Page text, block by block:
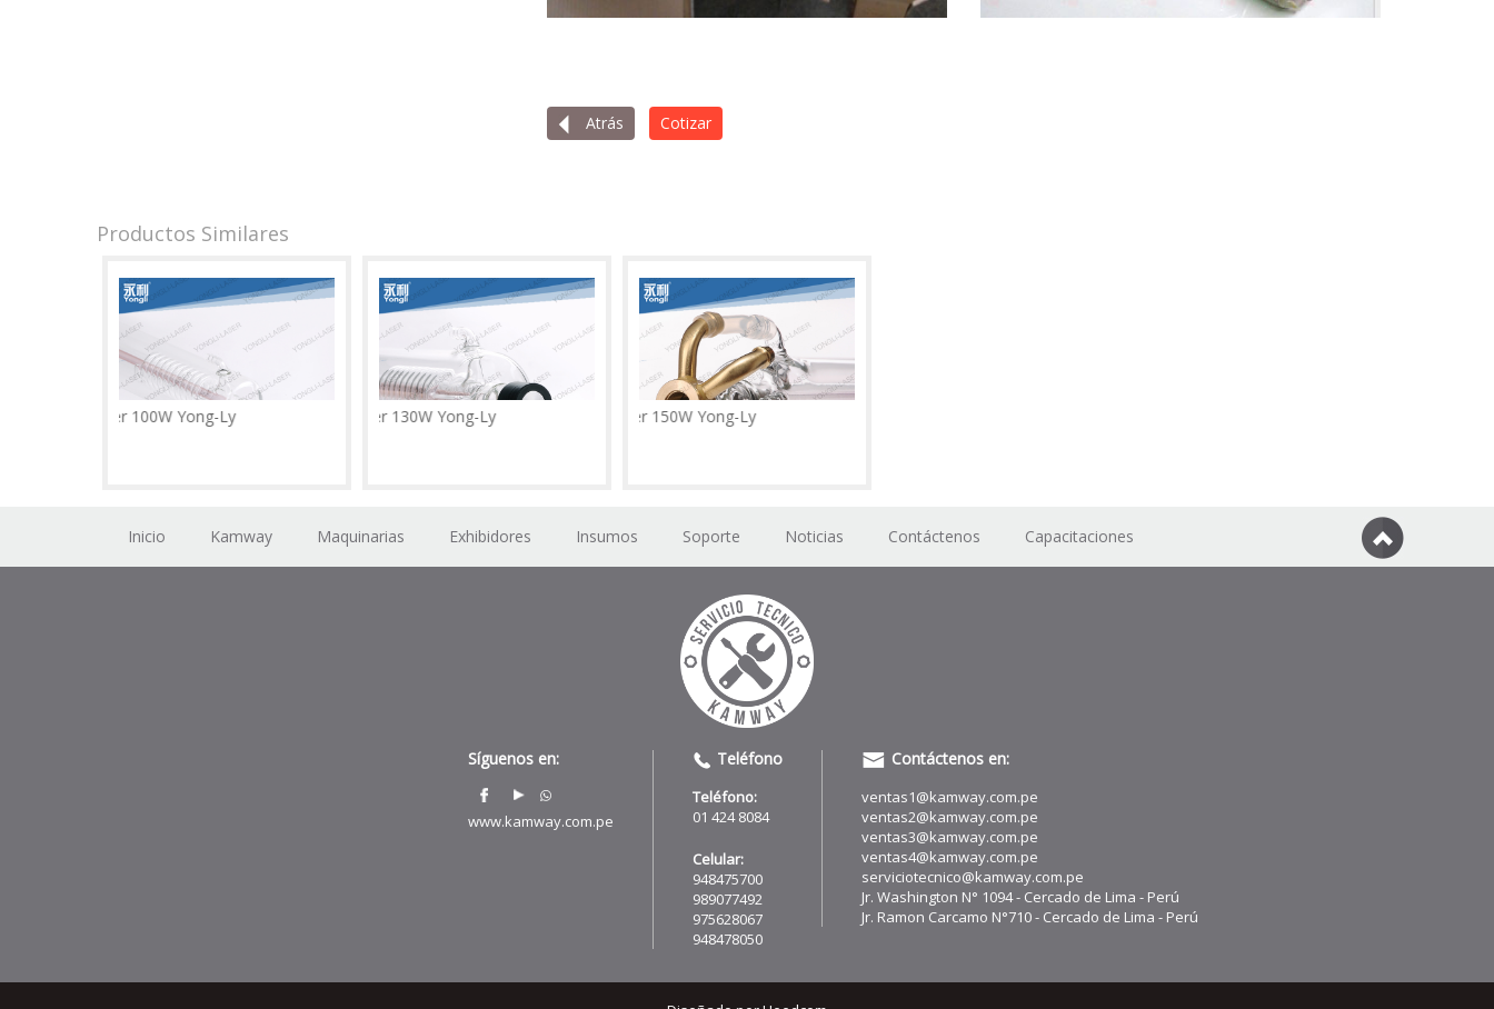
Atrás Cotizar
Productos Similares
Laser 100W Yong-Ly Tubo Laser 130W Yong-Ly Tubo Laser 150W Yong-Ly
Inicio Kamway Maquinarias Exhibidores Insumos Soporte Noticias Contáctenos Capacitaciones
Síguenos en:
www.kamway.com.pe
Teléfono
Teléfono:
01 424 8084
Celular:
948475700
989077492
975628067
948478050
Contáctenos en:
ventas1@kamway.com.pe
ventas2@kamway.com.pe
ventas3@kamway.com.pe
ventas4@kamway.com.pe
serviciotecnico@kamway.com.pe
Jr. Washington N° 1094 - Cercado de Lima - Perú
Jr. Ramon Carcamo N°710 - Cercado de Lima - Perú